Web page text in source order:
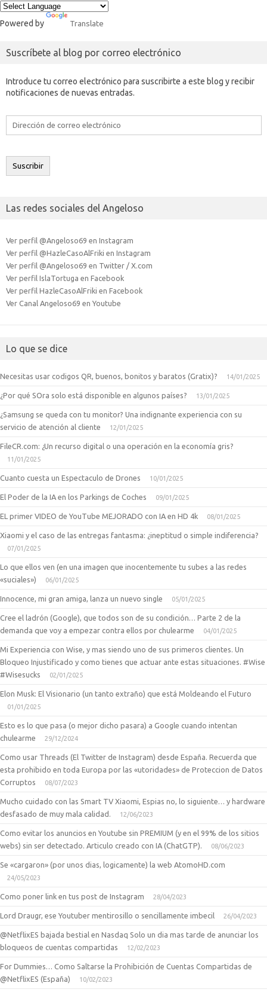
Powered by Translate
Suscríbete al blog por correo electrónico
Introduce tu correo electrónico para suscribirte a este blog y recibir
notificaciones de nuevas entradas.
Dirección
electrónico
Suscribir
Las redes sociales del Angeloso
Ver perfil @Angeloso69 en Instagram
Ver perfil @HazleCasoAlFriki en Instagram
Ver perfil @Angeloso69 en Twitter / X.com
Ver perfil IslaTortuga en Facebook
Ver perfil HazleCasoAlFriki en Facebook
Ver Canal Angeloso69 en Youtube
Lo que se dice
Necesitas usar codigos QR, buenos, bonitos y baratos (Gratix)? 14/01/2025
¿Por qué SOra solo está disponible en algunos países? 13/01/2025
¿Samsung se queda con tu monitor? Una indignante experiencia con su
servicio de atención al cliente
12/01/2025
FileCR.com: ¿Un recurso digital o una operación en la economía gris?
11/01/2025
Cuanto cuesta un Espectaculo de Drones 10/01/2025
El Poder de la IA en los Parkings de Coches 09/01/2025
EL primer VIDEO de YouTube MEJORADO con IA en HD 4k 08/01/2025
Xiaomi y el caso de las entregas fantasma: ¿ineptitud o simple indiferencia?
07/01/2025
Lo que ellos ven (en una imagen que inocentemente tu subes a las redes
«suciales»)
06/01/2025
Innocence, mi gran amiga, lanza un nuevo single 05/01/2025
Cree el ladrón (Google), que todos son de su condición… Parte 2 de la
demanda que voy a empezar contra ellos por chulearme
04/01/2025
Mi Experiencia con Wise, y mas siendo uno de sus primeros clientes. Un
Bloqueo Injustificado y como tienes que actuar ante estas situaciones. #Wise
#Wisesucks
02/01/2025
Elon Musk: El Visionario (un tanto extraño) que está Moldeando el Futuro
01/01/2025
Esto es lo que pasa (o mejor dicho pasara) a Google cuando intentan
chulearme
29/12/2024
Como usar Threads (El Twitter de Instagram) desde España. Recuerda que
esta prohibido en toda Europa por las «utoridades» de Proteccion de Datos
Corruptos
08/07/2023
Mucho cuidado con las Smart TV Xiaomi, Espias no, lo siguiente… y hardware
desfasado de muy mala calidad.
12/06/2023
Como evitar los anuncios en Youtube sin PREMIUM (y en el 99% de los sitios
webs) sin ser detectado. Articulo creado con IA (ChatGTP).
08/06/2023
Se «cargaron» (por unos dias, logicamente) la web AtomoHD.com
24/05/2023
Como poner link en tus post de Instagram 28/04/2023
Lord Draugr, ese Youtuber mentirosillo o sencillamente imbecil 26/04/2023
@NetflixES bajada bestial en Nasdaq Solo un dia mas tarde de anunciar los
bloqueos de cuentas compartidas
12/02/2023
For Dummies… Como Saltarse la Prohibición de Cuentas Compartidas de
@NetflixES (España)
10/02/2023